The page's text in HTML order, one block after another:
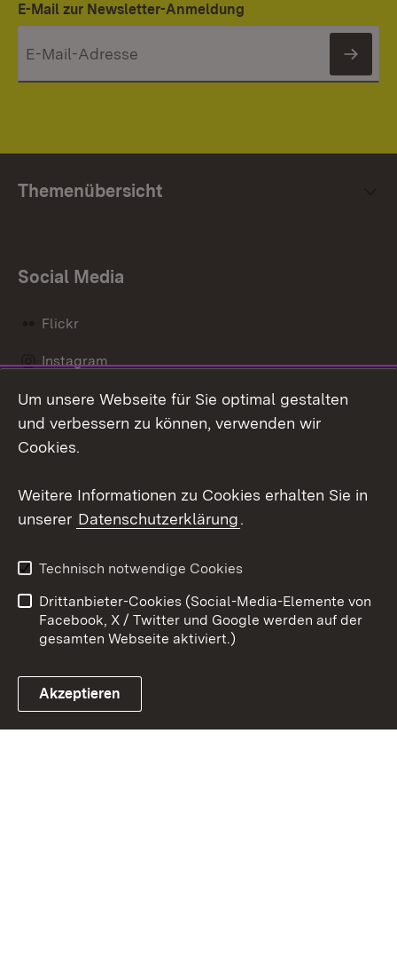
E-Mail zur Newsletter-Anmeldung
Themenübersicht
Social Media
Flickr
Instagram
Social Wall
Link zum Landesportal
Barrierefreiheit
Benutzungshinweise
Impressum
Cookies
Um unsere Webseite für Sie optimal gestalten
und verbessern zu können, verwenden wir
Cookies.
Weitere Informationen zu Cookies erhalten Sie in
unserer Datenschutzerklärung.
Technisch notwendige Cookies
Drittanbieter-Cookies (Social-Media-Elemente von
Facebook, X / Twitter und Google werden auf der
gesamten Webseite aktiviert.)
Akzeptieren